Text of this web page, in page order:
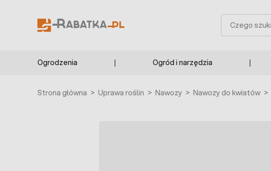
Szukaj
Ogrodzenia Ogród i narzędzia
Strona główna > Uprawa roślin > Nawozy > Nawozy do kwiatów >